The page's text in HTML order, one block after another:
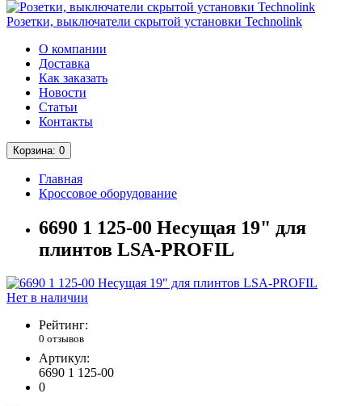
Розетки, выключатели скрытой установки Technolink
О компании
Доставка
Как заказать
Новости
Статьи
Контакты
Корзина: 0
Главная
Кроссовое оборудование
6690 1 125-00 Несущая 19" для
плинтов LSA-PROFIL
Нет в наличии
Рейтинг:
0 отзывов
Артикул:
6690 1 125-00
0